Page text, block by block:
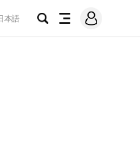
本語
검
전
메
그